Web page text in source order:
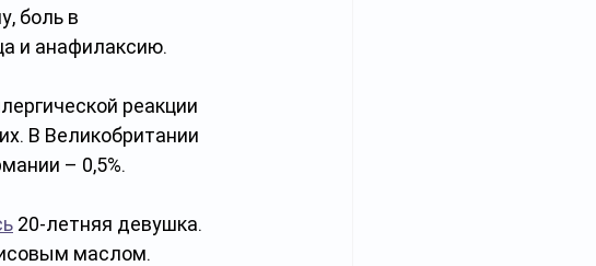
боль в
и анафилаксию.
реакции
В Великобритании
– 0,5%.
20-летняя девушка.
маслом.